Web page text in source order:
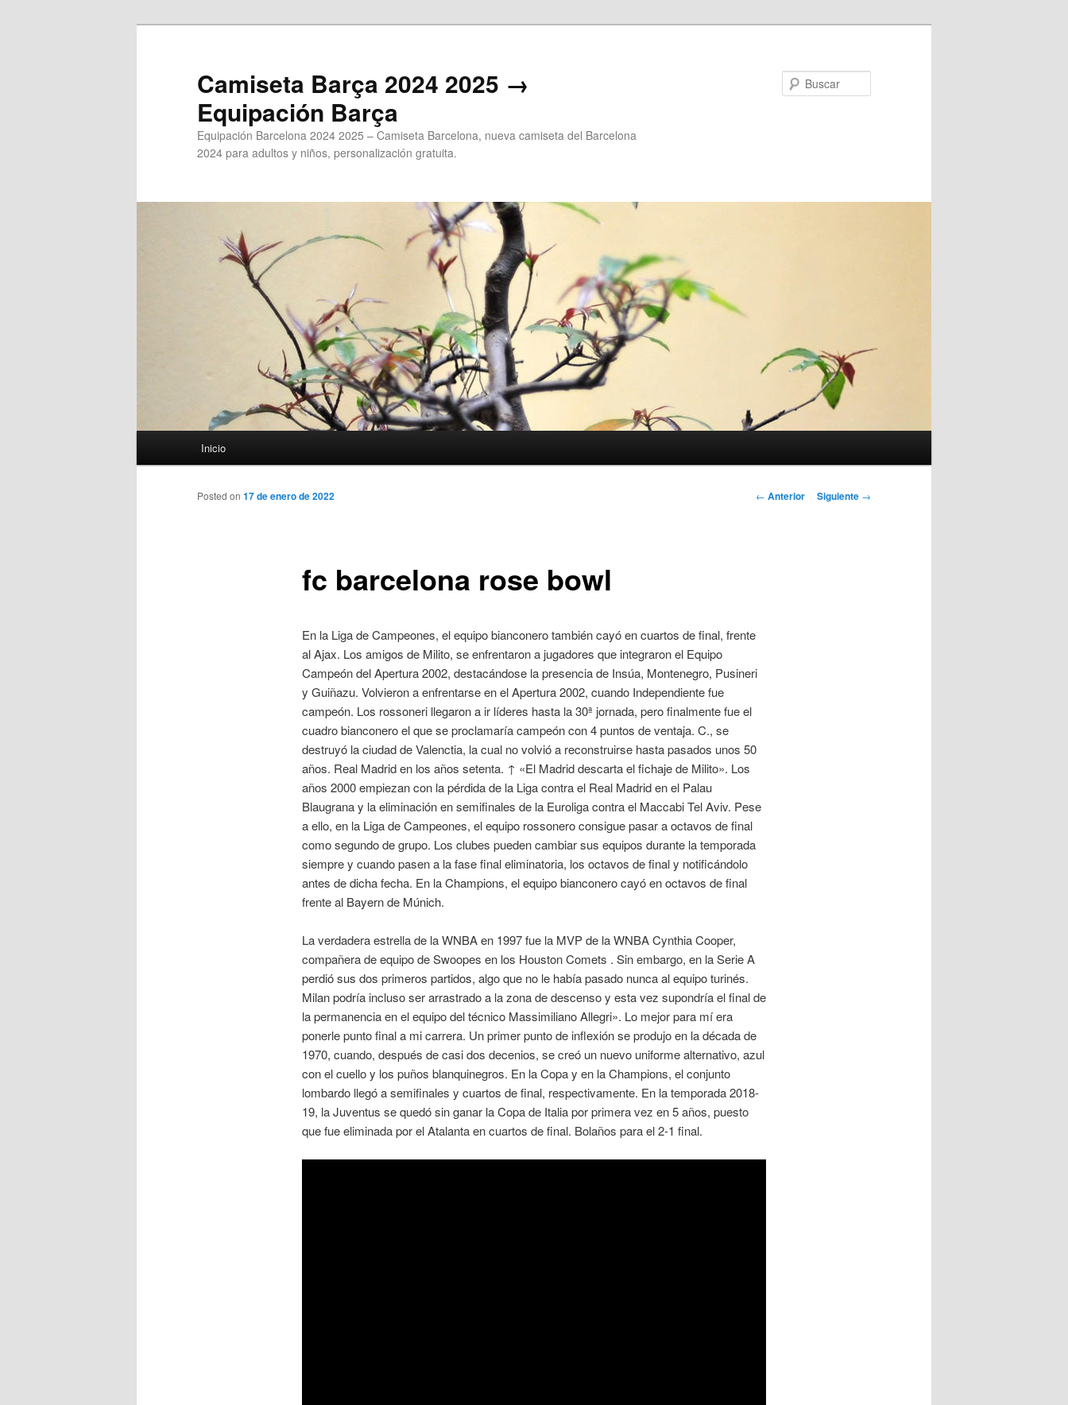
Camiseta Barça 2024 2025 →
Equipación Barça
Equipación Barcelona 2024 2025 – Camiseta Barcelona, nueva camiseta del Barcelona
2024 para adultos y niños, personalización gratuita.
Inicio
Navegación
← Anterior Siguiente →
fc barcelona rose bowl
Posted on 17 de enero de 2022
En la Liga de Campeones, el equipo bianconero también cayó en cuartos de final, frente
al Ajax. Los amigos de Milito, se enfrentaron a jugadores que integraron el Equipo
Campeón del Apertura 2002, destacándose la presencia de Insúa, Montenegro, Pusineri
y Guiñazu. Volvieron a enfrentarse en el Apertura 2002, cuando Independiente fue
campeón. Los rossoneri llegaron a ir líderes hasta la 30ª jornada, pero finalmente fue el
cuadro bianconero el que se proclamaría campeón con 4 puntos de ventaja. C., se
destruyó la ciudad de Valenctia, la cual no volvió a reconstruirse hasta pasados unos 50
años. Real Madrid en los años setenta. ↑ «El Madrid descarta el fichaje de Milito». Los
años 2000 empiezan con la pérdida de la Liga contra el Real Madrid en el Palau
Blaugrana y la eliminación en semifinales de la Euroliga contra el Maccabi Tel Aviv. Pese
a ello, en la Liga de Campeones, el equipo rossonero consigue pasar a octavos de final
como segundo de grupo. Los clubes pueden cambiar sus equipos durante la temporada
siempre y cuando pasen a la fase final eliminatoria, los octavos de final y notificándolo
antes de dicha fecha. En la Champions, el equipo bianconero cayó en octavos de final
frente al Bayern de Múnich.
La verdadera estrella de la WNBA en 1997 fue la MVP de la WNBA Cynthia Cooper,
compañera de equipo de Swoopes en los Houston Comets . Sin embargo, en la Serie A
perdió sus dos primeros partidos, algo que no le había pasado nunca al equipo turinés.
Milan podría incluso ser arrastrado a la zona de descenso y esta vez supondría el final de
la permanencia en el equipo del técnico Massimiliano Allegri». Lo mejor para mí era
ponerle punto final a mi carrera. Un primer punto de inflexión se produjo en la década de
1970, cuando, después de casi dos decenios, se creó un nuevo uniforme alternativo, azul
con el cuello y los puños blanquinegros. En la Copa y en la Champions, el conjunto
lombardo llegó a semifinales y cuartos de final, respectivamente. En la temporada 2018-
19, la Juventus se quedó sin ganar la Copa de Italia por primera vez en 5 años, puesto
que fue eliminada por el Atalanta en cuartos de final. Bolaños para el 2-1 final.